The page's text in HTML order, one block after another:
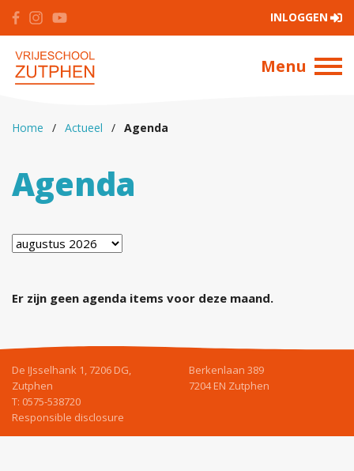
INLOGGEN
Menu
Home / Actueel / Agenda
Agenda
Er zijn geen agenda items voor deze maand.
De IJsselhank 1, 7206 DG,
Zutphen
T: 0575-538720
Berkenlaan 389
7204 EN Zutphen
Responsible disclosure